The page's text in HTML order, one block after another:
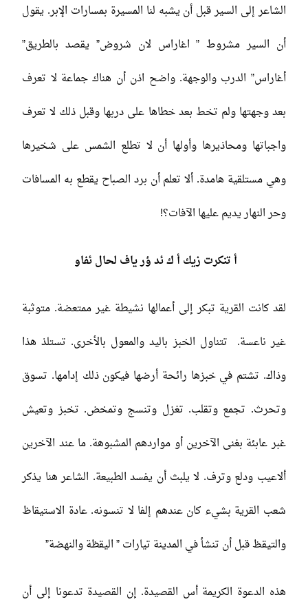
الشاعر إلى السير قبل أن يشبه لنا المسيرة بمسارات الإبر. يقول
أن السير مشروط ” اغاراس لان شروض” يقصد بالطريق”
أغاراس” الدرب والوجهة. واضح اذن أن هناك جماعة لا تعرف
بعد وجهتها ولم تخط بعد خطاها على دربها وقبل ذلك لا تعرف
واجباتها ومحاذيرها وأولها أن لا تطلع الشمس على شخيرها
وهي مستلقية هامدة. ألا تعلم أن برد الصباح يقطع به المسافات
وحر النهار يديم عليها الآفات؟!
أ تنكرت زيك أ ك ئد ؤر ياف لحال ئفاو
لقد كانت القرية تبكر إلى أعمالها نشيطة غير ممتعضة. متوثبة
غير ناعسة. تتناول الخبز باليد والمعول بالأخرى. تستلذ هذا
وذاك. تشتم في خبزها رائحة أرضها فيكون ذلك إدامها. تسوق
وتحرث. تجمع وتقلب. تغزل وتنسج وتمخض. تخبز وتعيش
غبر عابئة بغنى الآخرين أو مواردهم المشبوهة. ما عند الآخرين
ألاعيب ودلع وترف. لا يلبث أن يفسد الطبيعة. الشاعر هنا يذكر
شعب القرية بشيء كان عندهم إلفا لا تنسونه. عادة الاستيقاظ
والتيقظ قبل أن تنشأ في المدينة تيارات ” اليقظة والنهضة”
هذه الدعوة الكريمة أس القصيدة. إن القصيدة تدعونا إلى أن